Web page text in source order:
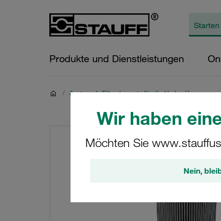
Wir haben
Möchten Sie
Nein,
Produkte und Dienstleistungen
/ Austausch-Filterelemente für die Hydraulik